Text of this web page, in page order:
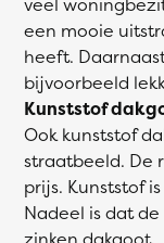
een mooie
heeft.
bijvoorbeeld
Kunststof
Ook kunststof
straatbeeld. De
prijs. Kunststof
Nadeel is dat
zinken dakgoot.